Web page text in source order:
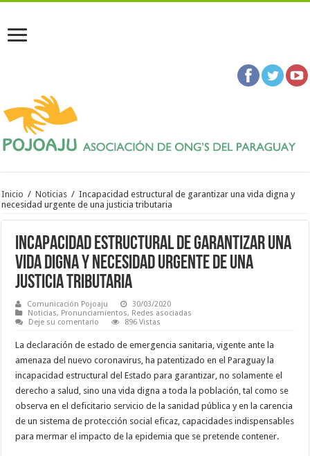
Inicio / Noticias / Incapacidad estructural de garantizar una vida digna y
necesidad urgente de una justicia tributaria
Incapacidad estructural de garantizar una
vida digna y necesidad urgente de una
justicia tributaria
Comunicación Pojoaju
30/03/2020
Noticias, Pronunciamientos, Redes asociadas
Deje su comentario
896 Vistas
La declaración de estado de emergencia sanitaria, vigente ante la
amenaza del nuevo coronavirus, ha patentizado en el Paraguay la
incapacidad estructural del Estado para garantizar, no solamente el
derecho a salud, sino una vida digna a toda la población, tal como se
observa en el deficitario servicio de la sanidad pública y en la carencia
de un sistema de protección social eficaz, capacidades indispensables
para mermar el impacto de la epidemia que se pretende contener.